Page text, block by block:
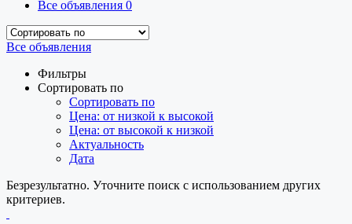
Все объявления 0
Все объявления
Фильтры
Сортировать по
Сортировать по
Цена: от низкой к высокой
Цена: от высокой к низкой
Актуальность
Дата
Безрезультатно. Уточните поиск с использованием других
критериев.